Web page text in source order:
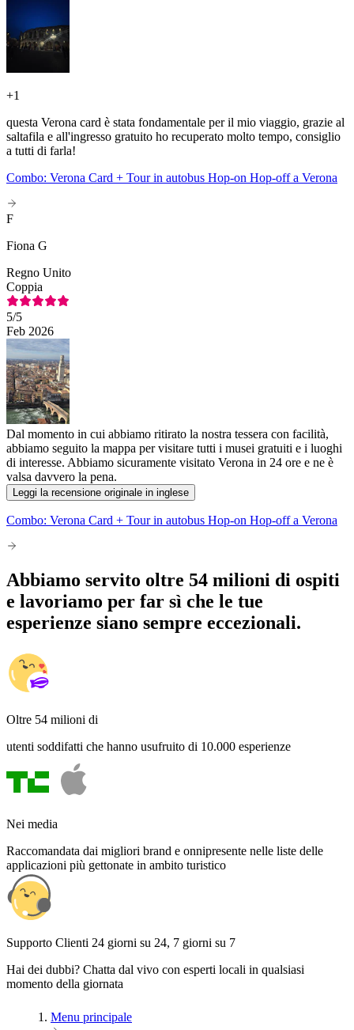
+1
questa Verona card è stata fondamentale per il mio viaggio, grazie al
saltafila e all'ingresso gratuito ho recuperato molto tempo, consiglio
a tutti di farla!
Combo: Verona Card + Tour in autobus Hop-on Hop-off a Verona
F
Fiona G
Regno Unito
Coppia
5/5
Feb 2026
Dal momento in cui abbiamo ritirato la nostra tessera con facilità,
abbiamo seguito la mappa per visitare tutti i musei gratuiti e i luoghi
di interesse. Abbiamo sicuramente visitato Verona in 24 ore e ne è
valsa davvero la pena.
Leggi la recensione originale in inglese
Combo: Verona Card + Tour in autobus Hop-on Hop-off a Verona
Abbiamo servito oltre 54 milioni di ospiti
e lavoriamo per far sì che le tue
esperienze siano sempre eccezionali.
Oltre 54 milioni di
utenti soddifatti che hanno usufruito di 10.000 esperienze
Nei media
Raccomandata dai migliori brand e onnipresente nelle liste delle
applicazioni più gettonate in ambito turistico
Supporto Clienti 24 giorni su 24, 7 giorni su 7
Hai dei dubbi? Chatta dal vivo con esperti locali in qualsiasi
momento della giornata
Menu principale